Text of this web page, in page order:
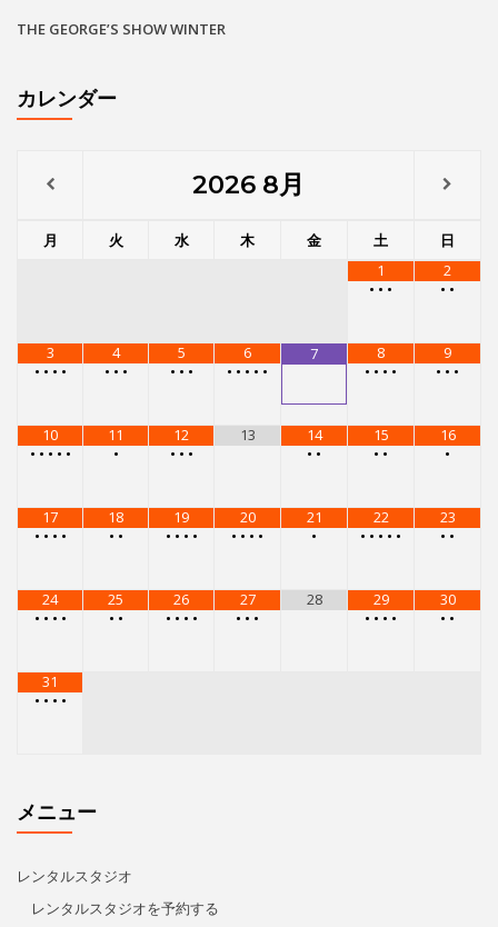
THE GEORGE’S SHOW WINTER
カレンダー
2026 8月
月 火 水 木 金 土
日
1
• • •
2
• •
3
• • • •
4
• • •
5
• • •
6
• • • • •
7
8
• • • •
9
• • •
10
• • • • •
11
•
12
• • •
13
14
• •
15
• •
16
•
17
• • • •
18
• •
19
• • • •
20
• • • •
21
•
22
• • • • •
23
• •
24
• • • •
25
• •
26
• • • •
27
• • •
28
29
• • • •
30
• •
31
• • • •
メニュー
レンタルスタジオ
レンタルスタジオを予約する